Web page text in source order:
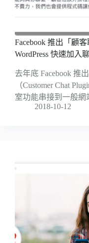
Facebook 推出「顧
WordPress 快速加入
去年底 Facebook 推
（Customer Chat
室功能串接到一般
2018-10-12